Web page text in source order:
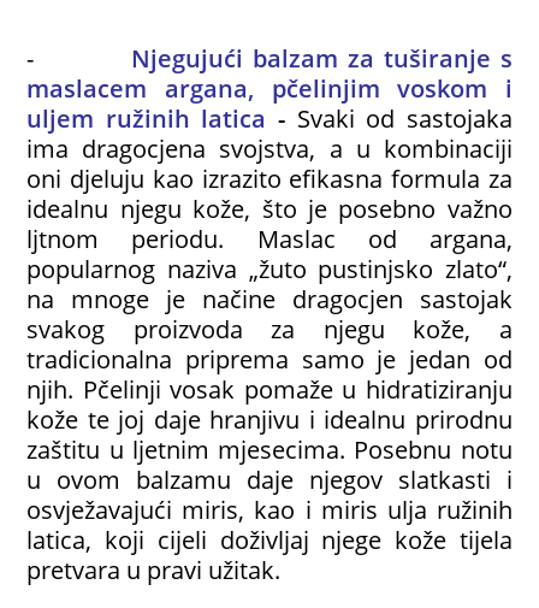
-
Njegujući balzam za tuširanje s
maslacem argana, pčelinjim voskom i
uljem ružinih latica - Svaki od sastojaka
ima dragocjena svojstva, a u kombinaciji
oni djeluju kao izrazito efikasna formula za
idealnu njegu kože, što je posebno važno
ljtnom periodu. Maslac od argana,
popularnog naziva „žuto pustinjsko zlato“,
na mnoge je načine dragocjen sastojak
svakog proizvoda za njegu kože, a
tradicionalna priprema samo je jedan od
njih. Pčelinji vosak pomaže u hidratiziranju
kože te joj daje hranjivu i idealnu prirodnu
zaštitu u ljetnim mjesecima. Posebnu notu
u ovom balzamu daje njegov slatkasti i
osvježavajući miris, kao i miris ulja ružinih
latica, koji cijeli doživljaj njege kože tijela
pretvara u pravi užitak.